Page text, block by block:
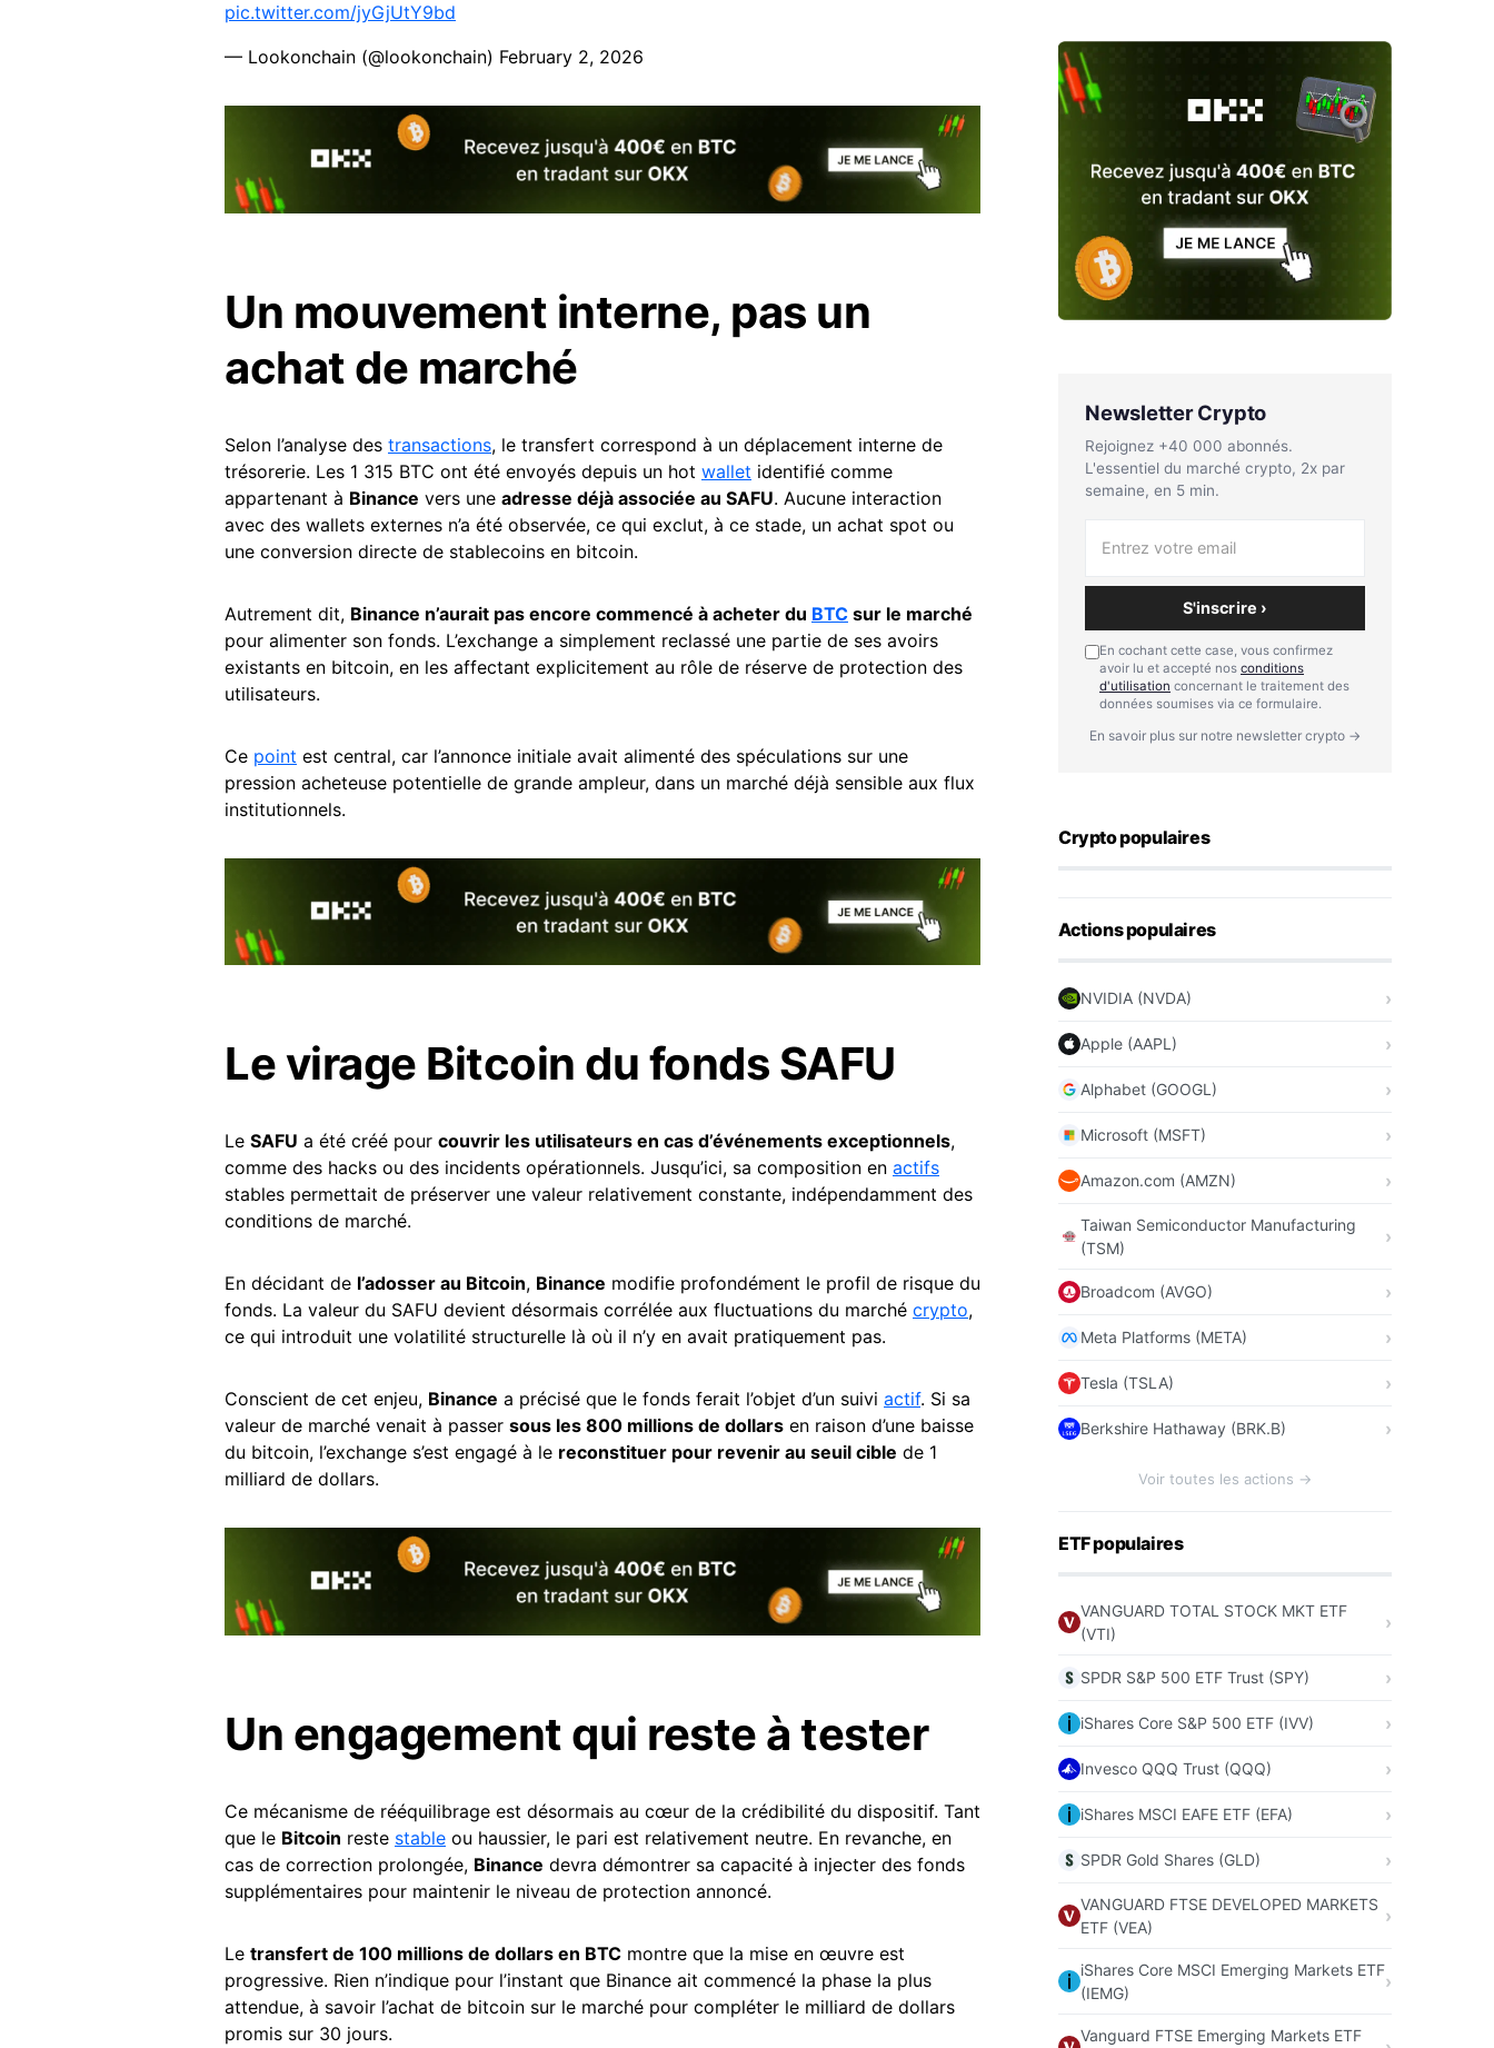
pic.twitter.com/jyGjUtY9bd
— Lookonchain (@lookonchain) February 2, 2026
Un mouvement interne, pas un
achat de marché
Selon l’analyse des transactions, le transfert correspond à un déplacement interne de
trésorerie. Les 1 315 BTC ont été envoyés depuis un hot wallet identifié comme
appartenant à Binance vers une adresse déjà associée au SAFU. Aucune interaction
avec des wallets externes n’a été observée, ce qui exclut, à ce stade, un achat spot ou
une conversion directe de stablecoins en bitcoin.
Autrement dit, Binance n’aurait pas encore commencé à acheter du BTC sur le marché
pour alimenter son fonds. L’exchange a simplement reclassé une partie de ses avoirs
existants en bitcoin, en les affectant explicitement au rôle de réserve de protection des
utilisateurs.
Ce point est central, car l’annonce initiale avait alimenté des spéculations sur une
pression acheteuse potentielle de grande ampleur, dans un marché déjà sensible aux flux
institutionnels.
Le virage Bitcoin du fonds SAFU
Le SAFU a été créé pour couvrir les utilisateurs en cas d’événements exceptionnels,
comme des hacks ou des incidents opérationnels. Jusqu’ici, sa composition en actifs
stables permettait de préserver une valeur relativement constante, indépendamment des
conditions de marché.
En décidant de l’adosser au Bitcoin, Binance modifie profondément le profil de risque du
fonds. La valeur du SAFU devient désormais corrélée aux fluctuations du marché crypto,
ce qui introduit une volatilité structurelle là où il n’y en avait pratiquement pas.
Conscient de cet enjeu, Binance a précisé que le fonds ferait l’objet d’un suivi actif. Si sa
valeur de marché venait à passer sous les 800 millions de dollars en raison d’une baisse
du bitcoin, l’exchange s’est engagé à le reconstituer pour revenir au seuil cible de 1
milliard de dollars.
Un engagement qui reste à tester
Ce mécanisme de rééquilibrage est désormais au cœur de la crédibilité du dispositif. Tant
que le Bitcoin reste stable ou haussier, le pari est relativement neutre. En revanche, en
cas de correction prolongée, Binance devra démontrer sa capacité à injecter des fonds
supplémentaires pour maintenir le niveau de protection annoncé.
Le transfert de 100 millions de dollars en BTC montre que la mise en œuvre est
progressive. Rien n’indique pour l’instant que Binance ait commencé la phase la plus
attendue, à savoir l’achat de bitcoin sur le marché pour compléter le milliard de dollars
promis sur 30 jours.
Newsletter Crypto
Rejoignez +40 000 abonnés.
L'essentiel du marché crypto, 2x par
semaine, en 5 min.
S'inscrire ›
En cochant cette case, vous confirmez
avoir lu et accepté nos conditions
d'utilisation concernant le traitement des
données soumises via ce formulaire.
En savoir plus sur notre newsletter crypto →
Crypto populaires
Actions populaires
NVIDIA (NVDA)
Apple (AAPL)
Alphabet (GOOGL)
Microsoft (MSFT)
Amazon.com (AMZN)
Taiwan Semiconductor Manufacturing
(TSM)
Broadcom (AVGO)
Meta Platforms (META)
Tesla (TSLA)
Berkshire Hathaway (BRK.B)
Voir toutes les actions →
ETF populaires
VANGUARD TOTAL STOCK MKT ETF
(VTI)
SPDR S&P 500 ETF Trust (SPY)
iShares Core S&P 500 ETF (IVV)
Invesco QQQ Trust (QQQ)
iShares MSCI EAFE ETF (EFA)
SPDR Gold Shares (GLD)
VANGUARD FTSE DEVELOPED MARKETS
ETF (VEA)
iShares Core MSCI Emerging Markets ETF
(IEMG)
Vanguard FTSE Emerging Markets ETF